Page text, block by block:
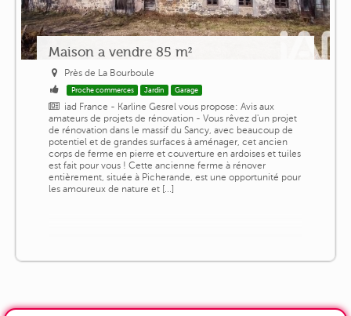
Maison a vendre 85 m²
Près de La Bourboule
Proche commerces Jardin Garage
iad France - Karline Gesrel vous propose: Avis aux
amateurs de projets de rénovation - Vous rêvez d'un projet
de rénovation dans le massif du Sancy, avec beaucoup de
potentiel et de grandes surfaces à aménager, cet ancien
corps de ferme en pierre et couverture en ardoises et tuiles
est fait pour vous ! Cette ancienne ferme à rénover
entièrement, située à Picherande, est une opportunité pour
les amoureux de nature et [...]